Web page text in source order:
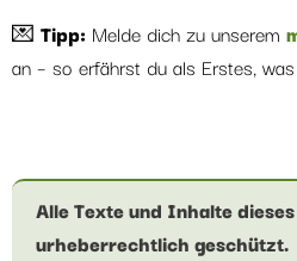
💌 Tipp: Melde dich zu unserem
an – so erfährst du als Erstes,
Alle Texte und Inhalte
urheberrechtlich geschützt.